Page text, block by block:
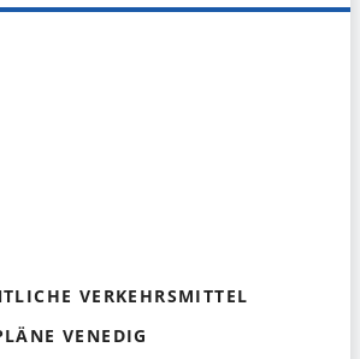
VERKEHRSMITTEL
VENEDIG